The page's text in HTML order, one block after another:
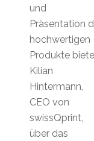
und
Präsentation
hochwertigen
Produkte
Kilian
Hintermann,
CEO von
swissQprint,
über das